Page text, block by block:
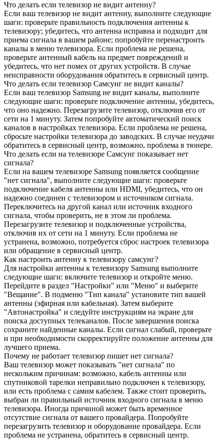
Что делать если телевизор не видит антенну?
Если ваш телевизор не видит антенну, выполните следующие
шаги: проверьте правильность подключения антенны к
телевизору; убедитесь, что антенна исправна и подходит для
приема сигнала в вашем районе; попробуйте перенастроить
каналы в меню телевизора. Если проблема не решена,
проверьте антенный кабель на предмет повреждений и
убедитесь, что нет помех от других устройств. В случае
неисправности оборудования обратитесь в сервисный центр.
Что делать если телевизор Самсунг не видит каналы?
Если ваш телевизор Samsung не видит каналы, выполните
следующие шаги: проверьте подключение антенны, убедитесь,
что оно надежно. Перезагрузите телевизор, отключив его от
сети на 1 минуту. Затем попробуйте автоматический поиск
каналов в настройках телевизора. Если проблема не решена,
сбросьте настройки телевизора до заводских. В случае неудачи
обратитесь в сервисный центр, возможно, проблема в тюнере.
Что делать если на телевизоре Самсунг показывает нет
сигнала?
Если на вашем телевизоре Samsung появляется сообщение
"нет сигнала", выполните следующие шаги: проверьте
подключение кабеля антенны или HDMI, убедитесь, что он
надежно соединен с телевизором и источником сигнала.
Переключитесь на другой канал или источник входного
сигнала, чтобы проверить, не в этом ли проблема.
Перезагрузите телевизор и подключенные устройства,
отключив их от сети на 1 минуту. Если проблема не
устранена, возможно, потребуется сброс настроек телевизора
или обращение в сервисный центр.
Как настроить антенну к телевизору самсунг?
Для настройки антенны к телевизору Samsung выполните
следующие шаги: включите телевизор и откройте меню.
Перейдите в раздел "Настройки" или "Меню" и выберите
"Вещание". В подменю "Тип канала" установите тип вашей
антенны (эфирная или кабельная). Затем выберите
"Автонастройка" и следуйте инструкциям на экране для
поиска доступных телеканалов. После завершения поиска
сохраните найденные каналы. Если сигнал слабый, проверьте
и при необходимости скорректируйте положение антенны для
лучшего приема.
Почему не работает телевизор пишет нет сигнала?
Ваш телевизор может показывать "нет сигнала" по
нескольким причинам: возможно, кабель антенны или
спутниковой тарелки неправильно подключен к телевизору,
или есть проблема с самим кабелем. Также стоит проверить,
выбран ли правильный источник входного сигнала в меню
телевизора. Иногда причиной может быть временное
отсутствие сигнала от вашего провайдера. Попробуйте
перезагрузить телевизор и оборудование провайдера. Если
проблема не устранена, обратитесь в сервисный центр.